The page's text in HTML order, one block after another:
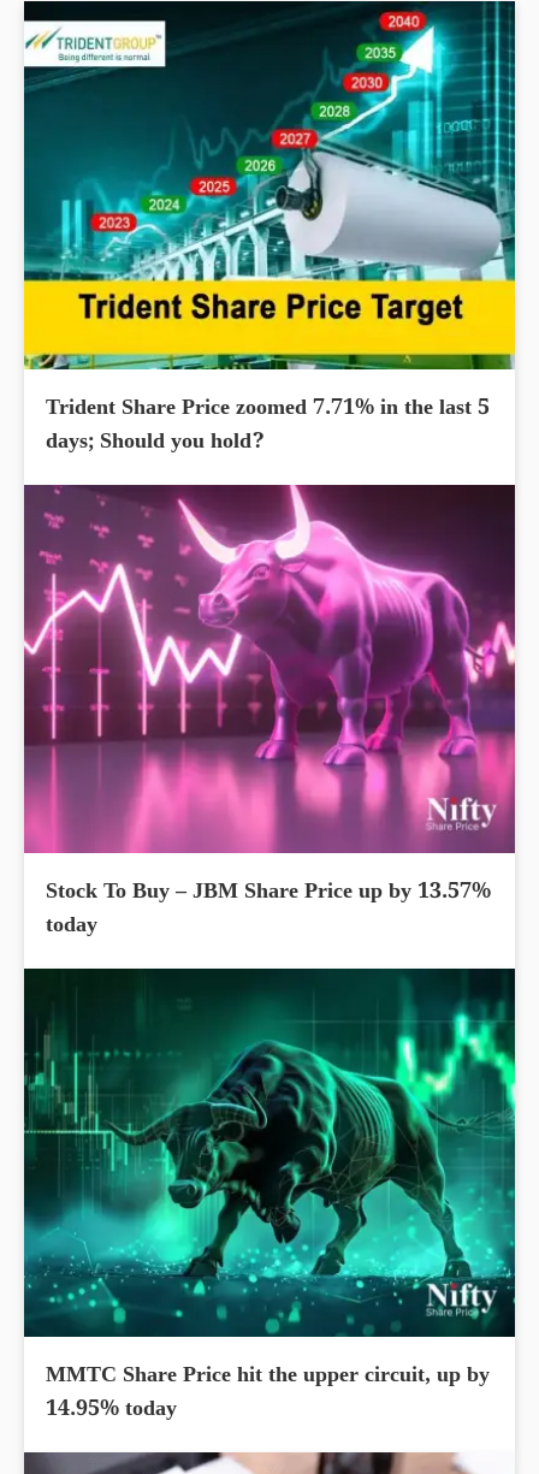
Trident Share Price zoomed 7.71% in the last 5
days; Should you hold?
Stock To Buy – JBM Share Price up by 13.57%
today
MMTC Share Price hit the upper circuit, up by
14.95% today